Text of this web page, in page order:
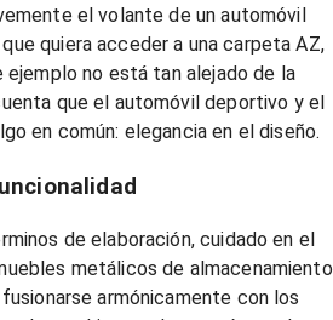
el volante de un automóvil
quiera acceder a una carpeta AZ,
no está tan alejado de la
que el automóvil deportivo y el
en común: elegancia en el diseño.
de elaboración, cuidado en el
metálicos de almacenamiento
armónicamente con los